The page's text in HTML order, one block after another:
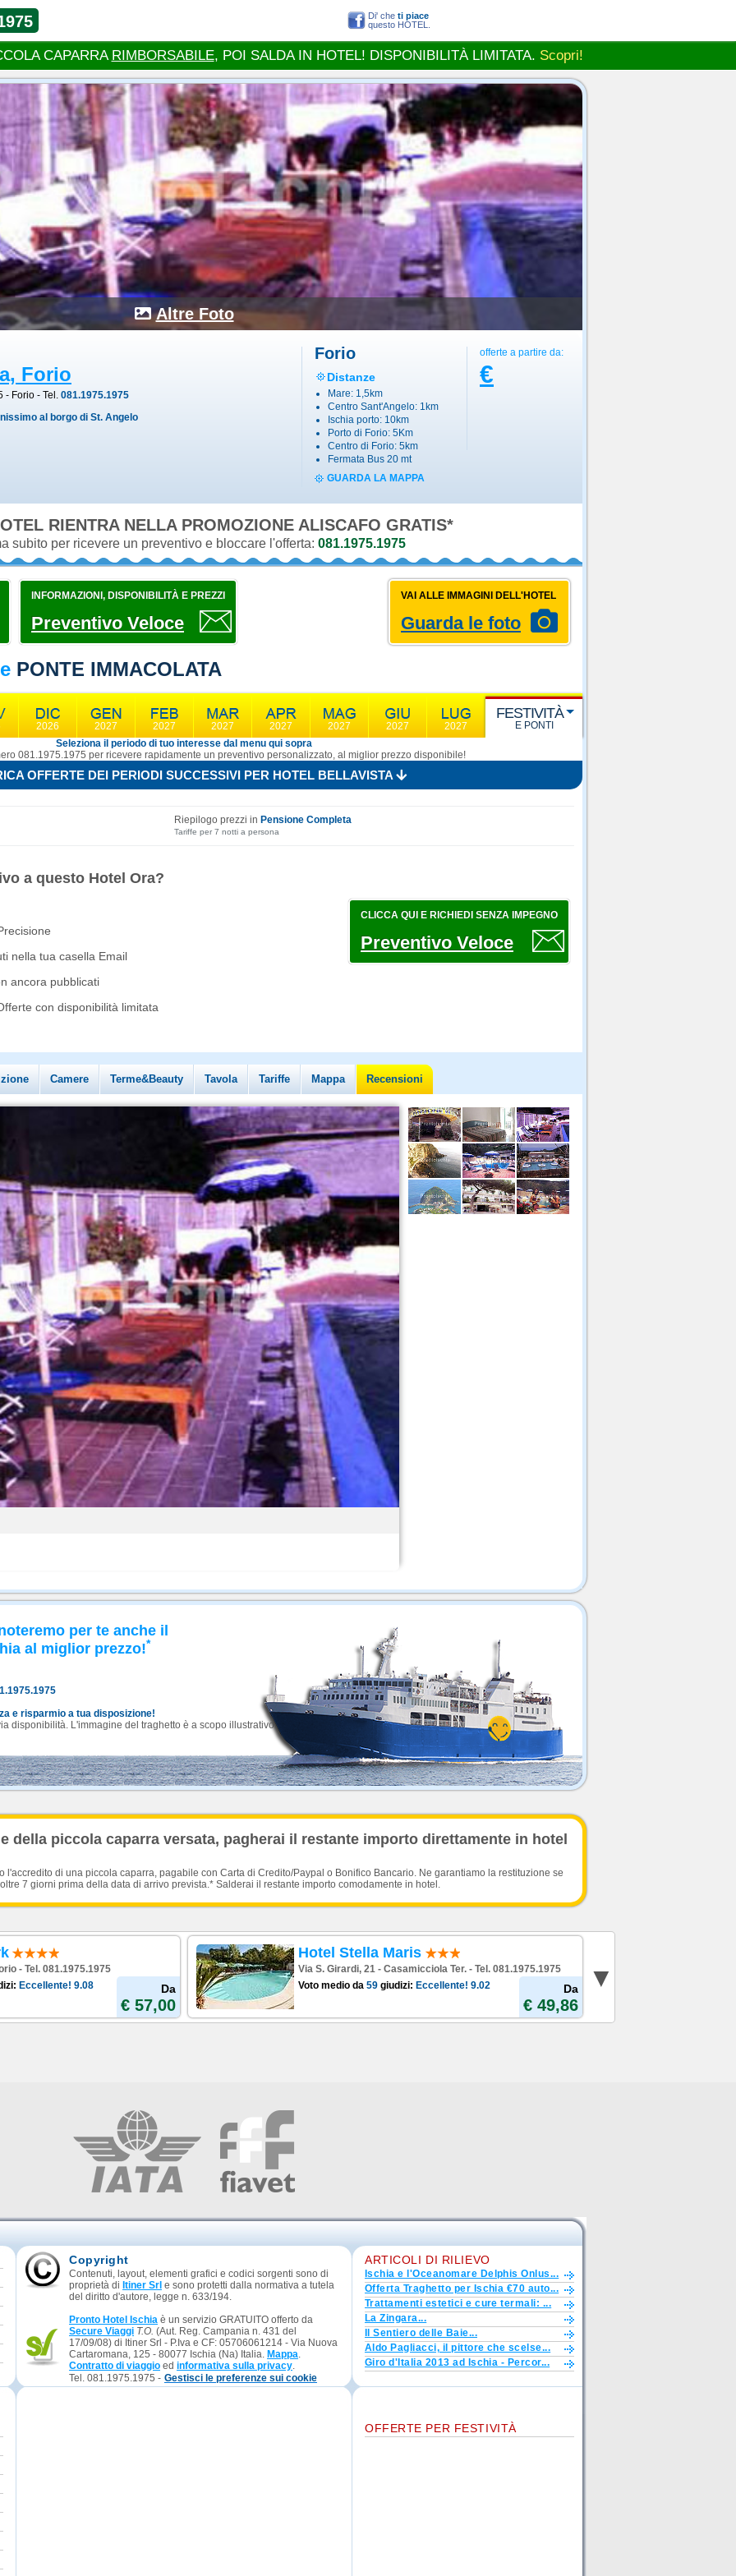
Altre Foto
Forio
- Forio - Tel. 081.1975.1975
al borgo di St. Angelo
offerte a partire da:
€
Forio
Distanze
Mare: 1,5km
Centro Sant'Angelo: 1km
Ischia porto: 10km
Porto di Forio: 5Km
Centro di Forio: 5km
Fermata Bus 20 mt
GUARDA LA MAPPA
RIENTRA NELLA PROMOZIONE ALISCAFO GRATIS*
subito per ricevere un preventivo e bloccare l'offerta: 081.1975.1975
VAI ALLE IMMAGINI DELL'HOTEL
Guarda le foto
INFORMAZIONI, DISPONIBILITÀ E PREZZI
Preventivo Veloce
PONTE IMMACOLATA
2026 2027 2027 2027 2027 2027 2027 2027
FESTIVITÀ
E PONTI
Seleziona il periodo di tuo interesse dal menu qui sopra
081.1975.1975 per ricevere rapidamente un preventivo personalizzato, al miglior prezzo disponibile!
OFFERTE DEI PERIODI SUCCESSIVI PER HOTEL BELLAVISTA
Riepilogo prezzi in Pensione Completa
Tariffe per 7 notti a persona
a questo Hotel Ora?
nella tua casella Email
ancora pubblicati
con disponibilità limitata
CLICCA QUI E RICHIEDI SENZA IMPEGNO
Preventivo Veloce
Camere Terme&Beauty Tavola Tariffe Mappa Recensioni
per te anche il
al miglior prezzo!*
e risparmio a tua disposizione!
disponibilità. L'immagine del traghetto è a scopo illustrativo.
della piccola caparra versata, pagherai il restante importo direttamente in hotel
l'accredito di una piccola caparra, pagabile con Carta di Credito/Paypal o Bonifico Bancario. Ne garantiamo la restituzione se
7 giorni prima della data di arrivo prevista.* Salderai il restante importo comodamente in hotel.
Di' che ti piace
questo HOTEL.
- Tel. 081.1975.1975
Eccellente! 9.08 Da
€ 57,00
Hotel Stella Maris
Via S. Girardi, 21 - Casamicciola Ter. - Tel. 081.1975.1975
Voto medio da 59 giudizi: Eccellente! 9.02 Da
€ 49,86
Copyright
Contenuti, layout, elementi grafici e codici sorgenti sono di
proprietà di Itiner Srl e sono protetti dalla normativa a tutela
del diritto d'autore, legge n. 633/194.
Pronto Hotel Ischia è un servizio GRATUITO offerto da
Secure Viaggi T.O. (Aut. Reg. Campania n. 431 del
17/09/08) di Itiner Srl - P.Iva e CF: 05706061214 - Via Nuova
Cartaromana, 125 - 80077 Ischia (Na) Italia. Mappa.
Contratto di viaggio ed informativa sulla privacy.
Tel. 081.1975.1975 - Gestisci le preferenze sui cookie
ARTICOLI DI RILIEVO
Ischia e l'Oceanomare Delphis Onlus...
Offerta Traghetto per Ischia €70 auto...
Trattamenti estetici e cure termali: ...
La Zingara...
Il Sentiero delle Baie...
Aldo Pagliacci, il pittore che scelse...
Giro d'Italia 2013 ad Ischia - Percor...
OFFERTE PER FESTIVITÀ
CAPARRA RIMBORSABILE, POI SALDA IN HOTEL! DISPONIBILITÀ LIMITATA. Scopri!